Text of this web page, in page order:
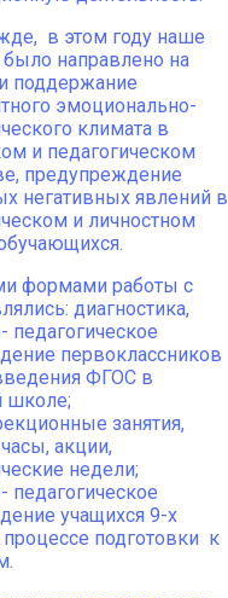
в этом году наше
направлено на
поддержание
эмоционально-
климата в
и педагогическом
предупреждение
негативных явлений в
и личностном
формами работы с
диагностика,
педагогическое
первоклассников
ФГОС в
школе;
занятия,
акции,
недели;
педагогическое
учащихся 9-х
подготовки к